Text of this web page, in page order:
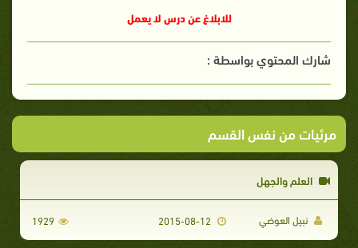
للابلاغ عن درس لا يعمل
شارك المحتوي بواسطة :
مرئيات من نفس القسم
العلم والجهل
نبيل العوضي 1929